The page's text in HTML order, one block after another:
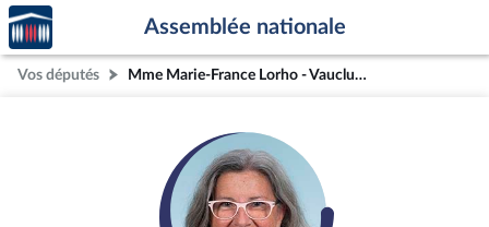
Aller au contenu
Aller en bas de la page
Accèder
à la
page
d'accueil
Assemblée nationale
Vos députés Mme Marie-France Lorho - Vaucluse (4e circonscription)